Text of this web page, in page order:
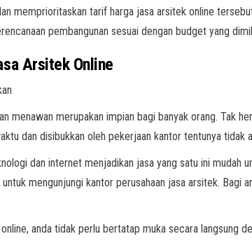
memprioritaskan tarif harga jasa arsitek online
pembangunan sesuai dengan budget yang
Arsitek Online
menawan merupakan impian bagi banyak orang. Tak
dan disibukkan oleh pekerjaan kantor tentunya
dan internet menjadikan jasa yang satu ini mudah
mengunjungi kantor perusahaan jasa arsitek.
anda tidak perlu bertatap muka secara langsung